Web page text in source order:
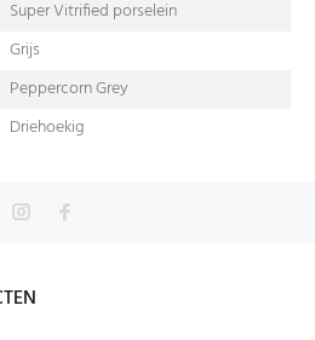
Super Vitrified porselein
Grijs
Peppercorn Grey
Driehoekig